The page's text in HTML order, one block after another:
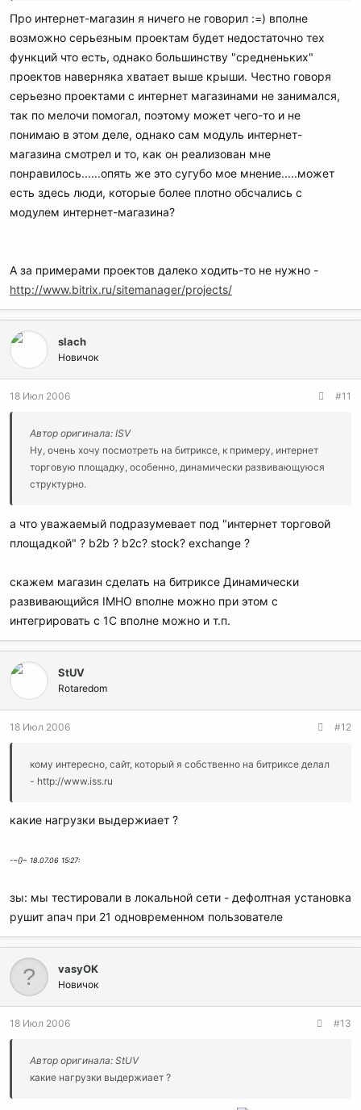
Про интернет-магазин я ничего не говорил :=) вполне
возможно серьезным проектам будет недостаточно тех
функций что есть, однако большинству "средненьких"
проектов наверняка хватает выше крыши. Честно говоря
серьезно проектами с интернет магазинами не занимался,
так по мелочи помогал, поэтому может чего-то и не
понимаю в этом деле, однако сам модуль интернет-
магазина смотрел и то, как он реализован мне
понравилось......опять же это сугубо мое мнение.....может
есть здесь люди, которые более плотно обсчались с
модулем интернет-магазина?
А за примерами проектов далеко ходить-то не нужно -
http://www.bitrix.ru/sitemanager/projects/
slach
Новичок
18 Июл 2006 #11
Автор оригинала: ISV
Ну, очень хочу посмотреть на битриксе, к примеру, интернет
торговую площадку, особенно, динамически развивающуюся
структурно.
а что уважаемый подразумевает под "интернет торговой
площадкой" ? b2b ? b2c? stock? exchange ?
скажем магазин сделать на битриксе Динамически
развивающийся IMHO вполне можно при этом с
интегрировать с 1С вполне можно и т.п.
StUV
Rotaredom
18 Июл 2006 #12
кому интересно, сайт, который я собственно на битриксе делал
- http://www.iss.ru
какие нагрузки выдержиает ?
-~{}~ 18.07.06 15:27:
зы: мы тестировали в локальной сети - дефолтная установка
рушит апач при 21 одновременном пользователе
vasyOK
Новичок
18 Июл 2006 #13
Автор оригинала: StUV
какие нагрузки выдержиает ?